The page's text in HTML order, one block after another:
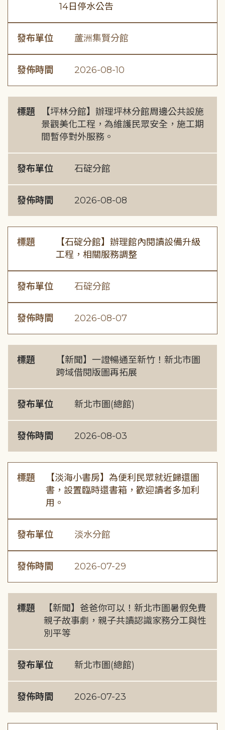
14日停水公告
發布單位 蘆洲集賢分館
發佈時間 2026-08-10
標題
【坪林分館】辦理坪林分館周邊公共設施
景觀美化工程，為維護民眾安全，施工期
間暫停對外服務。
發布單位 石碇分館
發佈時間 2026-08-08
標題
【石碇分館】辦理館內閱讀設備升級
工程，相關服務調整
發布單位 石碇分館
發佈時間 2026-08-07
標題
【新聞】一證暢通至新竹！新北市圖
跨域借閱版圖再拓展
發布單位 新北市圖(總館)
發佈時間 2026-08-03
標題
【淡海小書房】為便利民眾就近歸還圖
書，設置臨時還書箱，歡迎讀者多加利
用。
發布單位 淡水分館
發佈時間 2026-07-29
標題
【新聞】爸爸你可以！新北市圖暑假免費
親子故事劇，親子共讀認識家務分工與性
別平等
發布單位 新北市圖(總館)
發佈時間 2026-07-23